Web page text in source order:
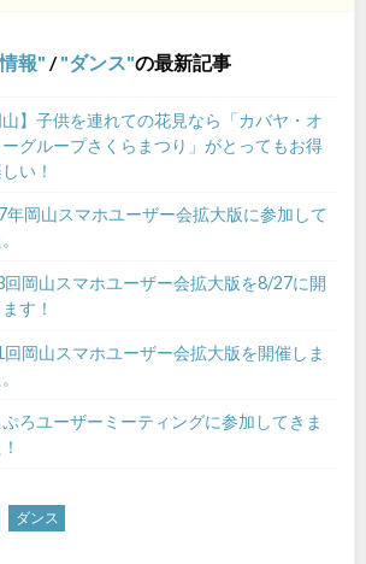
報 / ダンス の最新記事
山】子供を連れての花見なら「カバヤ・オ
グループさくらまつり」がとってもお得
い！
年岡山スマホユーザー会拡大版に参加して
回岡山スマホユーザー会拡大版を8/27に開
す！
回岡山スマホユーザー会拡大版を開催しま
ろユーザーミーティングに参加してきま
ダンス